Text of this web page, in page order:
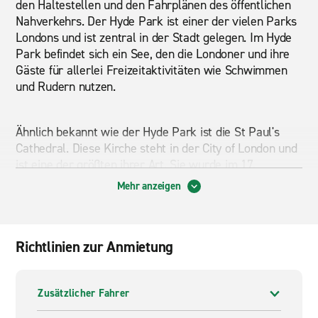
den Haltestellen und den Fahrplänen des öffentlichen
Nahverkehrs. Der Hyde Park ist einer der vielen Parks
Londons und ist zentral in der Stadt gelegen. Im Hyde
Park befindet sich ein See, den die Londoner und ihre
Gäste für allerlei Freizeitaktivitäten wie Schwimmen
und Rudern nutzen.
Ähnlich bekannt wie der Hyde Park ist die St Paul's
Cathedral. Diese Kirche steht in der City of London und
ist eine der größten ihrer Art. Sie wurde im 17.
Jahrhundert gebaut. Etwas weiter, in Westminster,
befindet sich der Buckingham Palace. Er ist die
Buckingham Palace ist eines der täglichen Highlights.
Premierminister und auch der Schatzkanzler. Am
Südufer der Themse befindet sich mit London Eye eine
Mehr anzeigen
Richtlinien zur Anmietung
Zusätzlicher Fahrer